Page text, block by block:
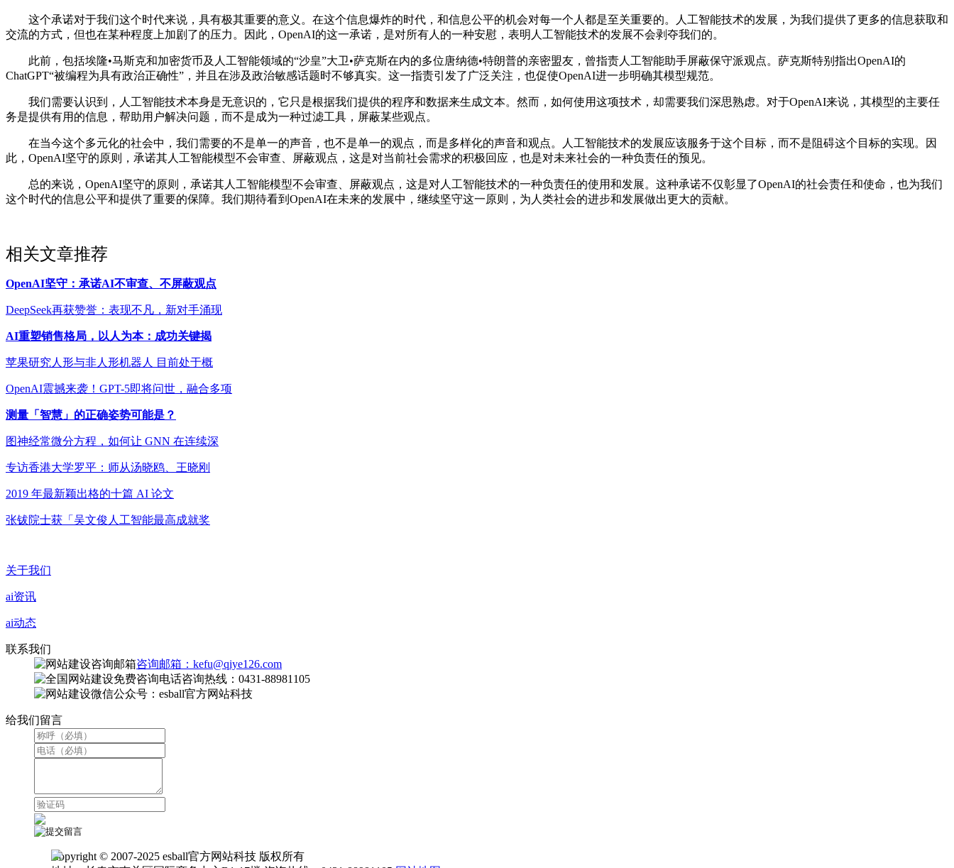
这个承诺对于我们这个时代来说，具有极其重要的意义。在这个信息爆炸的时代，和信息公平的机会对每一个人都是至关重要的。人工智能技术的发展，为我们提供了更多的信息获取和
交流的方式，但也在某种程度上加剧了的压力。因此，OpenAI的这一承诺，是对所有人的一种安慰，表明人工智能技术的发展不会剥夺我们的。
此前，包括埃隆•马斯克和加密货币及人工智能领域的“沙皇”大卫•萨克斯在内的多位唐纳德•特朗普的亲密盟友，曾指责人工智能助手屏蔽保守派观点。萨克斯特别指出OpenAI的
ChatGPT“被编程为具有政治正确性”，并且在涉及政治敏感话题时不够真实。这一指责引发了广泛关注，也促使OpenAI进一步明确其模型规范。
我们需要认识到，人工智能技术本身是无意识的，它只是根据我们提供的程序和数据来生成文本。然而，如何使用这项技术，却需要我们深思熟虑。对于OpenAI来说，其模型的主要任
务是提供有用的信息，帮助用户解决问题，而不是成为一种过滤工具，屏蔽某些观点。
在当今这个多元化的社会中，我们需要的不是单一的声音，也不是单一的观点，而是多样化的声音和观点。人工智能技术的发展应该服务于这个目标，而不是阻碍这个目标的实现。因
此，OpenAI坚守的原则，承诺其人工智能模型不会审查、屏蔽观点，这是对当前社会需求的积极回应，也是对未来社会的一种负责任的预见。
总的来说，OpenAI坚守的原则，承诺其人工智能模型不会审查、屏蔽观点，这是对人工智能技术的一种负责任的使用和发展。这种承诺不仅彰显了OpenAI的社会责任和使命，也为我们
这个时代的信息公平和提供了重要的保障。我们期待看到OpenAI在未来的发展中，继续坚守这一原则，为人类社会的进步和发展做出更大的贡献。
相关文章推荐
OpenAI坚守：承诺AI不审查、不屏蔽观点
DeepSeek再获赞誉：表现不凡，新对手涌现
AI重塑销售格局，以人为本：成功关键揭
苹果研究人形与非人形机器人 目前处于概
OpenAI震撼来袭！GPT-5即将问世，融合多项
测量「智慧」的正确姿势可能是？
图神经常微分方程，如何让 GNN 在连续深
专访香港大学罗平：师从汤晓鸥、王晓刚
2019 年最新颖出格的十篇 AI 论文
张钹院士获「吴文俊人工智能最高成就奖
关于我们
ai资讯
ai动态
联系我们
咨询邮箱：kefu@qiye126.com
咨询热线：0431-88981105
微信公众号：esball官方网站科技
给我们留言
Copyright © 2007-2025 esball官方网站科技 版权所有